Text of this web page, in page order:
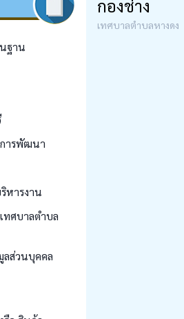
ฐาน
ารพัฒนา
หารงาน
ทศบาลตำบล
ลส่วนบุคคล
กองช่าง
เทศบาลตำบลหางดง